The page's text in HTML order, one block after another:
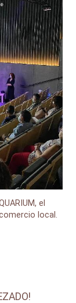
el
local.